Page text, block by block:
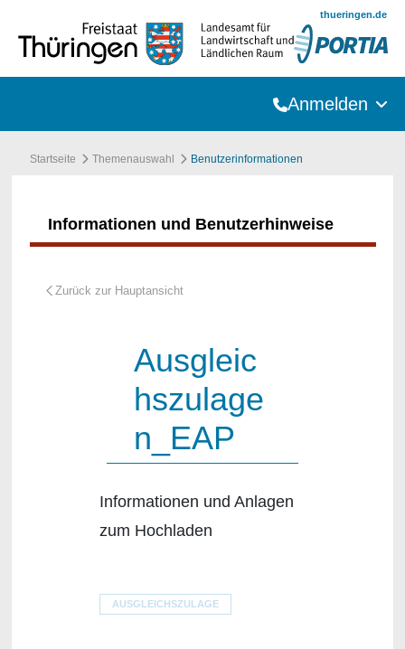
thueringen.de
Anmelden
Startseite Themenauswahl Benutzerinformationen
Informationen und Benutzerhinweise
Ausgleic
hszulage
n_EAP
Informationen und Anlagen
zum Hochladen
AUSGLEICHSZULAGE